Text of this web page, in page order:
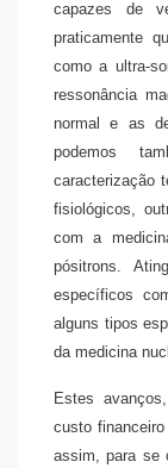
capazes de
praticamente
como a ultra-
ressonância
normal e as
podemos
caracterização
fisiológicos,
com a
pósitrons.
específicos
alguns tipos
da medicina
Estes
custo
assim, para se